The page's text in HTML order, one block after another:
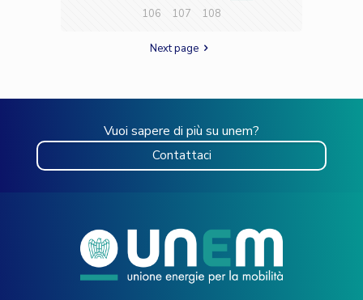
106
107 108
Next page
Vuoi sapere di più su unem?
Contattaci